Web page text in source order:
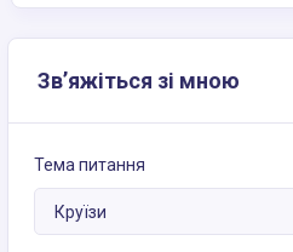
Зв’яжіться зі мною
Тема питання